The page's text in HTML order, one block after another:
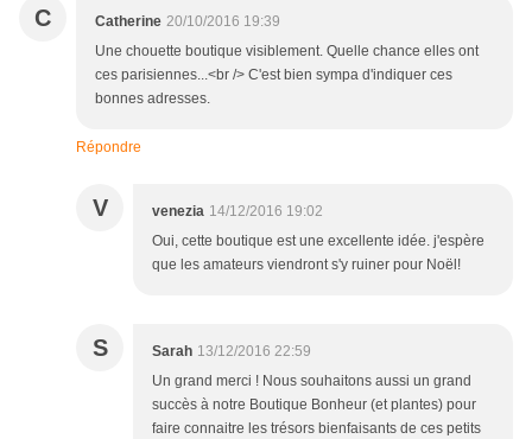
C Catherine 20/10/2016 19:39
Une chouette boutique visiblement. Quelle chance elles ont
ces parisiennes...<br /> C'est bien sympa d'indiquer ces
bonnes adresses.
Répondre
V venezia 14/12/2016 19:02
Oui, cette boutique est une excellente idée. j'espère
que les amateurs viendront s'y ruiner pour Noël!
S Sarah 13/12/2016 22:59
Un grand merci ! Nous souhaitons aussi un grand
succès à notre Boutique Bonheur (et plantes) pour
faire connaitre les trésors bienfaisants de ces petits